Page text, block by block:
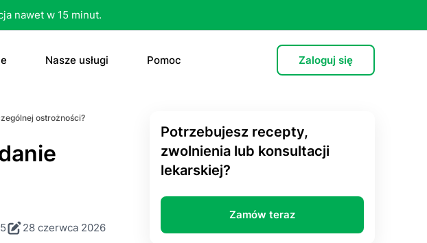
nawet w 15 minut.
Nasze usługi
Konsultacja lekarska
Konsultacja psychiatryczna (dorośli)
Pomoc Zaloguj się
ostrożności?
28 czerwca 2026
Potrzebujesz recepty,
zwolnienia lub konsultacji
lekarskiej?
Zamów teraz